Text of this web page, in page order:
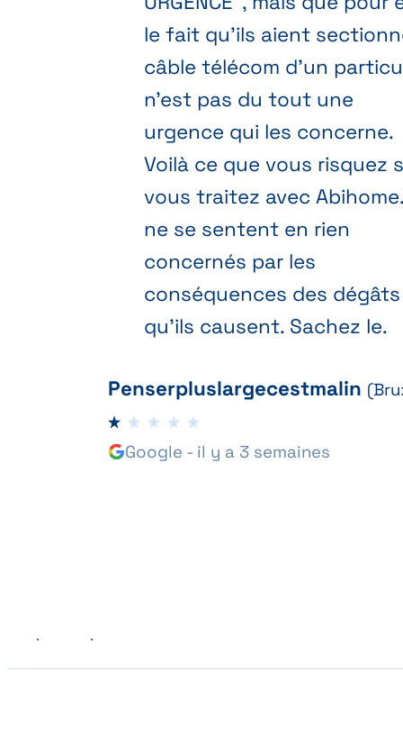
le fait qu'ils aient
câble télécom d'un
n'est pas du tout une
urgence qui les concerne.
Voilà ce que vous risquez
vous traitez avec
ne se sentent en rien
concernés par les
conséquences des dégâts
qu'ils causent. Sachez le.
Penserpluslargecestmalin
Google - il y a 3 semaines